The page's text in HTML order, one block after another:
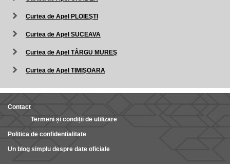
Curtea de Apel PLOIEŞTI
Curtea de Apel SUCEAVA
Curtea de Apel TÂRGU MUREŞ
Curtea de Apel TIMIŞOARA
Contact
Termeni și condiții de utilizare
Politica de confidențialitate
Un blog simplu despre date oficiale